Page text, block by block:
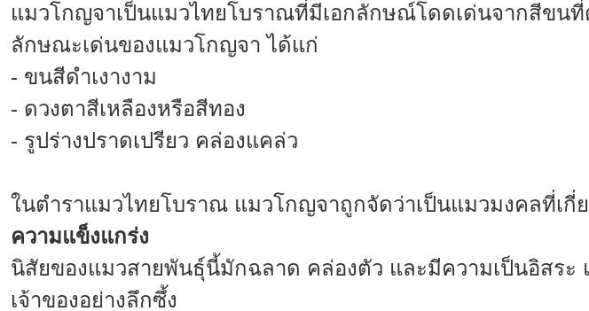
แมวโกญจาเป็นแมวไทยโบราณที่มีเอกลักษณ์โดดเด่นจากสีขน
ลักษณะเด่นของแมวโกญจา ได้แก่
- ขนสีดำเงางาม
- ดวงตาสีเหลืองหรือสีทอง
- รูปร่างปราดเปรียว คล่องแคล่ว
ในตำราแมวไทยโบราณ แมวโกญจาถูกจัดว่าเป็นแมวมงคลที่เกี่
ความแข็งแกร่ง
นิสัยของแมวสายพันธุ์นี้มักฉลาด คล่องตัว และมีความเป็นอิสระ
เจ้าของอย่างลึกซึ้ง